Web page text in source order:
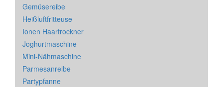
Gemüsereibe
Heißluftfritteuse
Ionen Haartrockner
Joghurtmaschine
Mini-Nähmaschine
Parmesanreibe
Partypfanne